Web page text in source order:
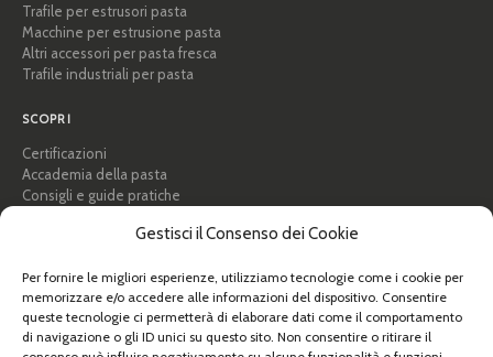
Gestisci il Consenso dei Cookie
Per fornire le migliori esperienze, utilizziamo tecnologie come i cookie per
memorizzare e/o accedere alle informazioni del dispositivo. Consentire
queste tecnologie ci permetterà di elaborare dati come il comportamento
di navigazione o gli ID unici su questo sito. Non consentire o ritirare il
Trafile per estrusori pasta
Macchine per estrusione pasta
Altri accessori per pasta fresca
Trafile industriali per pasta
SCOPRI
Certificazioni
Accademia della pasta
Consigli e guide pratiche
Professionisti e B2B
AIUTO
FAQ e supporto